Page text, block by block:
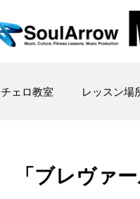
チェロ教室 レッスン場
「ブレヴァ